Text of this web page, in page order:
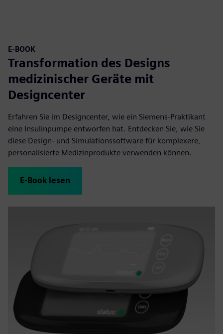
E-BOOK
Transformation des Designs
medizinischer Geräte mit
Designcenter
Erfahren Sie im Designcenter, wie ein Siemens-Praktikant
eine Insulinpumpe entworfen hat. Entdecken Sie, wie Sie
diese Design- und Simulationssoftware für komplexere,
personalisierte Medizinprodukte verwenden können.
E-Book lesen